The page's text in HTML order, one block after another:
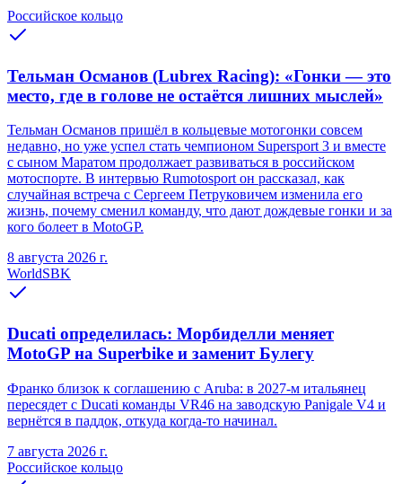
Российское кольцо
Тельман Османов (Lubrex Racing): «Гонки — это
место, где в голове не остаётся лишних мыслей»
Тельман Османов пришёл в кольцевые мотогонки совсем
недавно, но уже успел стать чемпионом Supersport 3 и вместе
с сыном Маратом продолжает развиваться в российском
мотоспорте. В интервью Rumotosport он рассказал, как
случайная встреча с Сергеем Петруковичем изменила его
жизнь, почему сменил команду, что дают дождевые гонки и за
кого болеет в MotoGP.
8 августа 2026 г.
WorldSBK
Ducati определилась: Морбиделли меняет
MotoGP на Superbike и заменит Булегу
Франко близок к соглашению с Aruba: в 2027-м итальянец
пересядет с Ducati команды VR46 на заводскую Panigale V4 и
вернётся в паддок, откуда когда-то начинал.
7 августа 2026 г.
Российское кольцо